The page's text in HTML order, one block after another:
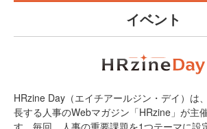
イベント
HRzine Day（エイチアールジン・デイ）は
長する人事のWebマガジン「HRzine」が主